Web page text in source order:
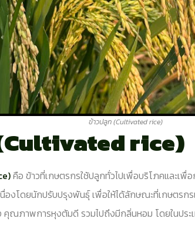
ข้าวปลูก (Cultivated rice)
rice)
คือ ข้าวที่เกษตรกรใช้ปลูกทั่วไปเพื่อบริโภคและเพื่
องโดยนักปรับปรุงพันธุ์ เพื่อให้ได้ลักษณะที่เกษตร
ง คุณภาพการหุงต้มดี รวมไปถึงมีกลิ่นหอม โดยในปร